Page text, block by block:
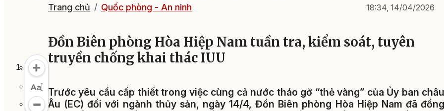
Trang chủ Quốc phòng - An ninh 18:34, 14/04/2026
Đồn Biên phòng Hòa Hiệp Nam tuần tra, kiểm soát, tuyên
truyền chống khai thác IUU
Trước yêu cầu cấp thiết trong việc cùng cả nước tháo gỡ “thẻ vàng” của Ủy ban châu
Âu (EC) đối với ngành thủy sản, ngày 14/4, Đồn Biên phòng Hòa Hiệp Nam đã đồng